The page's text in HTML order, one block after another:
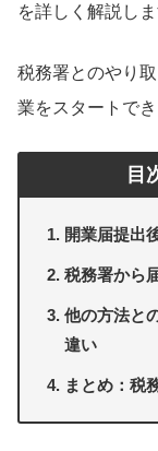
を詳しく解説しま
税務署とのやり
業をスタートで
目
開業届提出
税務署から
他の方法と
違い
まとめ：税